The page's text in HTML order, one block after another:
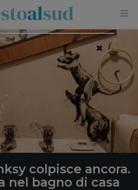
colpisce ancora.
nel bagno di casa
×